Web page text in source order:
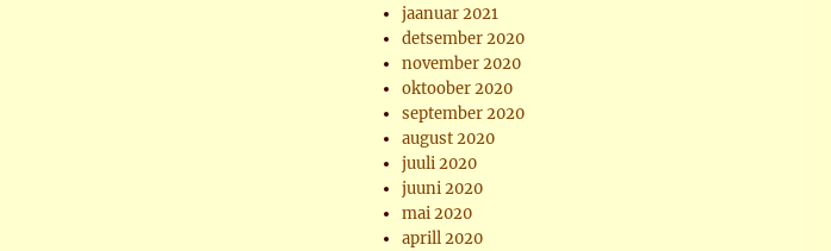
jaanuar 2021
detsember 2020
november 2020
oktoober 2020
september 2020
august 2020
juuli 2020
juuni 2020
mai 2020
aprill 2020